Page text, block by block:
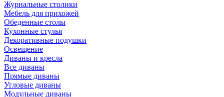
Журнальные столики
Мебель для прихожей
Обеденные столы
Кухонные стулья
Декоративные подушки
Освещение
Диваны и кресла
Все диваны
Прямые диваны
Угловые диваны
Модульные диваны